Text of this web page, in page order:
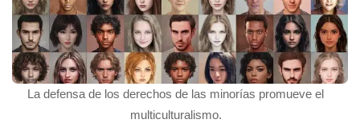
La defensa de los derechos de las minorías promueve el
multiculturalismo.